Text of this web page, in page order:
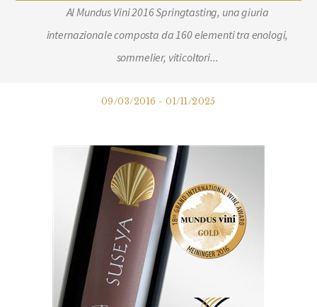
Al Mundus Vini 2016 Springtasting, una giuria
internazionale composta da 160 elementi tra enologi,
sommelier, viticoltori...
09/03/2016 - 01/11/2025